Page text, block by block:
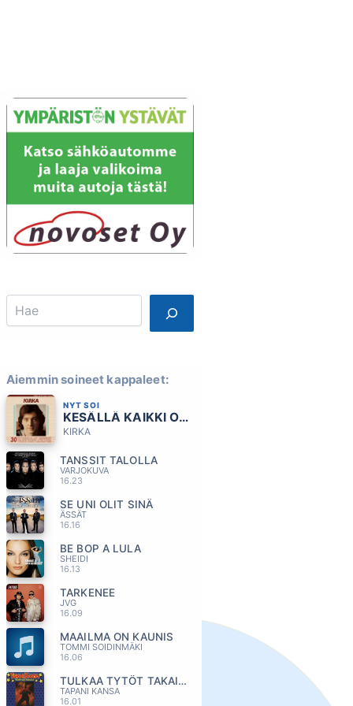
Search
Aiemmin soineet kappaleet:
NYT SOI
KESÄLLÄ KAIKKI ON TOISIN
KIRKA
TANSSIT TALOLLA
VARJOKUVA
16.23
SE UNI OLIT SINÄ
ÄSSÄT
16.16
BE BOP A LULA
SHEIDI
16.13
TARKENEE
JVG
16.09
MAAILMA ON KAUNIS
TOMMI SOIDINMÄKI
16.06
TULKAA TYTÖT TAKAISIN
TAPANI KANSA
16.01